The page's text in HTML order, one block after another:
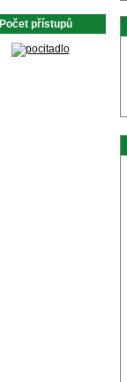
Počet přístupů